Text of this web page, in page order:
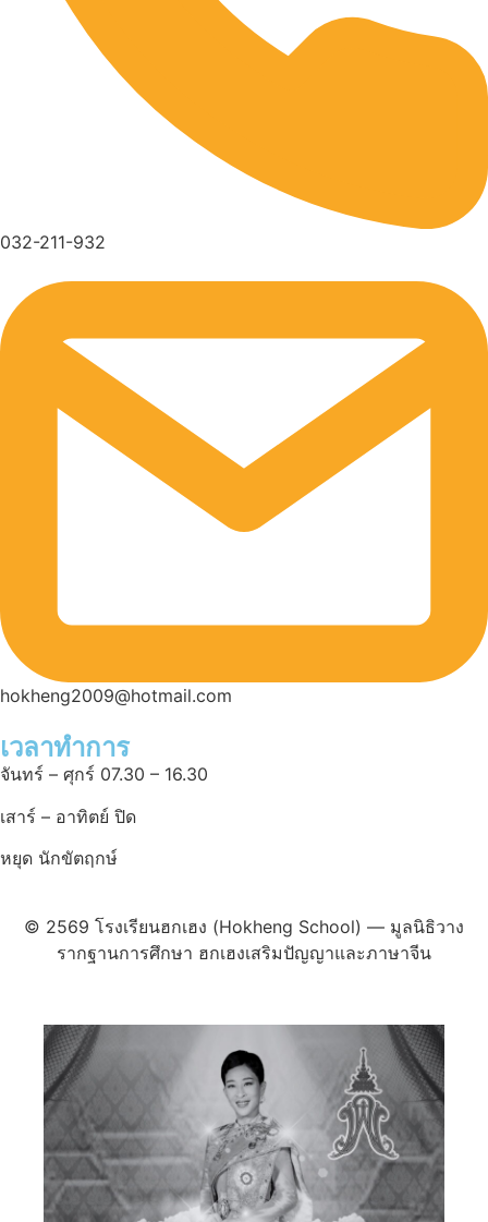
032-211-932
hokheng2009@hotmail.com
เวลาทำการ
จันทร์ – ศุกร์ 07.30 – 16.30
เสาร์ – อาทิตย์ ปิด
หยุด นักขัตฤกษ์
© 2569 โรงเรียนฮกเฮง (Hokheng School) — มูลนิธิวาง
รากฐานการศึกษา ฮกเฮงเสริมปัญญาและภาษาจีน